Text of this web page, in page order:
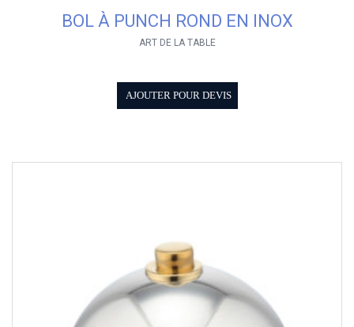
BOL À PUNCH ROND EN INOX
ART DE LA TABLE
AJOUTER POUR DEVIS